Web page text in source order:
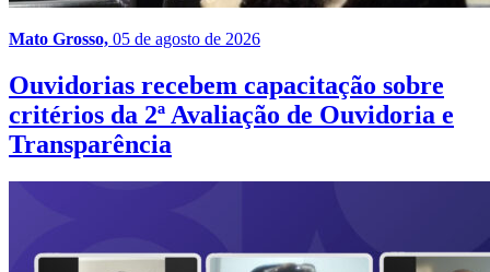
Mato Grosso, 05 de agosto de 2026
Ouvidorias recebem capacitação sobre
critérios da 2ª Avaliação de Ouvidoria e
Transparência